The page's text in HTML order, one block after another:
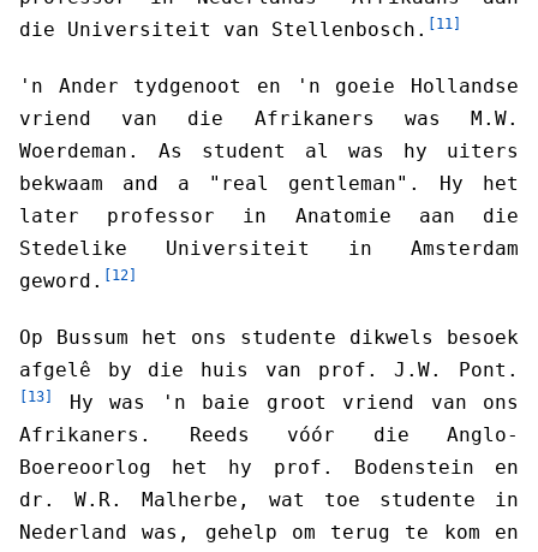
die Universiteit van Stellenbosch.
[11]
'n Ander tydgenoot en 'n goeie Hollandse
vriend van die Afrikaners was M.W.
Woerdeman. As student al was hy uiters
bekwaam and a "real gentleman". Hy het
later professor in Anatomie aan die
Stedelike Universiteit in Amsterdam
geword.
[12]
Op Bussum het ons studente dikwels besoek
afgelê by die huis van prof. J.W. Pont.
[13]
Hy was 'n baie groot vriend van ons
Afrikaners. Reeds vóór die Anglo-
Boereoorlog het hy prof. Bodenstein en
dr. W.R. Malherbe, wat toe studente in
Nederland was, gehelp om terug te kom en